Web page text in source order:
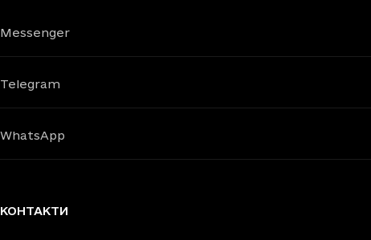
Messenger
Telegram
WhatsApp
КОНТАКТИ